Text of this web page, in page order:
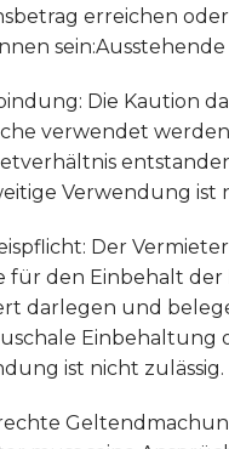
erreichen
Die Kaution
verwendet
Verwendung ist
Der
für den Einbehalt der
darlegen und
Einbehaltung
ist nicht zulässig.